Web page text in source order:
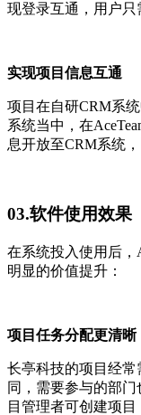
现登录互通，用户只
实现项目信息互通
项目在自研CRM系
系统当中，在
息开放至CRM系统，
03.软件使用效果
在系统投入使用后，
明显的价值提升：
项目任务分配更清
长亭科技的项目经
同，需要参与的部门
目管理者可创建项